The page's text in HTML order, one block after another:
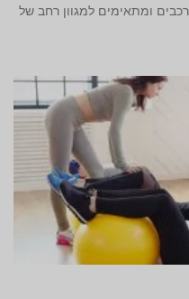
ומתאימים למגוון רחב של